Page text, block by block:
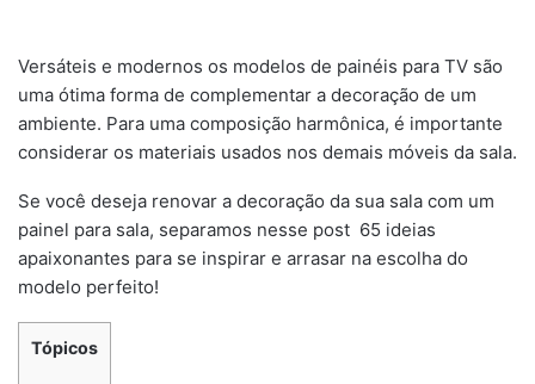
Versáteis e modernos os modelos de painéis para TV são
uma ótima forma de complementar a decoração de um
ambiente. Para uma composição harmônica, é importante
considerar os materiais usados nos demais móveis da sala.
Se você deseja renovar a decoração da sua sala com um
painel para sala, separamos nesse post 65 ideias
apaixonantes para se inspirar e arrasar na escolha do
modelo perfeito!
Tópicos